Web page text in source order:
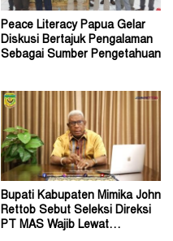
Peace Literacy Papua Gelar
Diskusi Bertajuk Pengalaman
Sebagai Sumber Pengetahuan
Bupati Kabupaten Mimika John
Rettob Sebut Seleksi Direksi
PT MAS Wajib Lewat